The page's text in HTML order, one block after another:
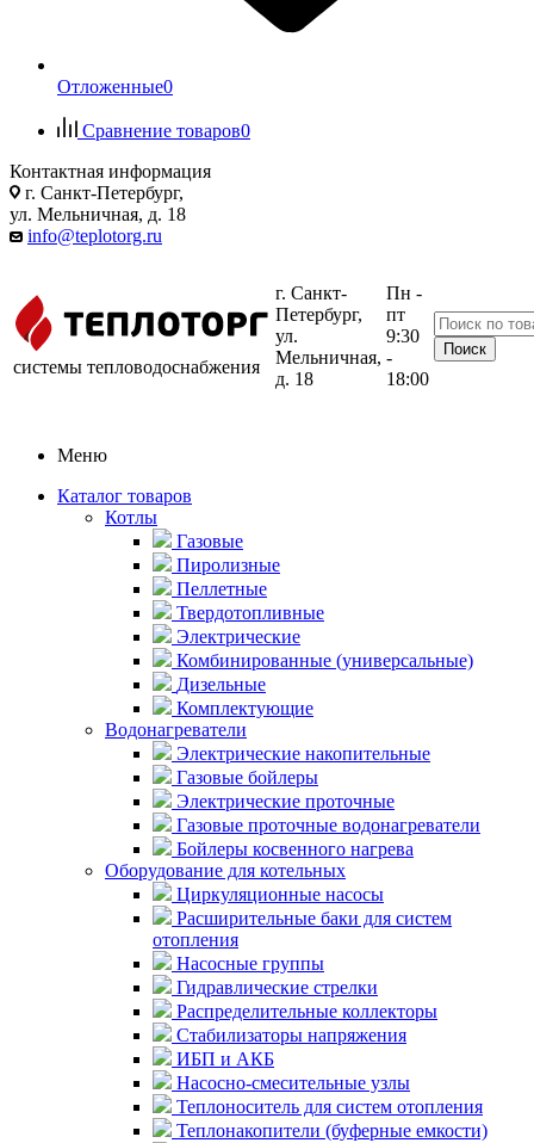
Отложенные0
Сравнение товаров0
Контактная информация
г. Санкт-Петербург,
ул. Мельничная, д. 18
info@teplotorg.ru
системы тепловодоснабжения
г. Санкт-
Петербург,
ул.
Мельничная,
д. 18
Пн -
пт
9:30
-
18:00
Меню
Каталог товаров
Котлы
Газовые
Пиролизные
Пеллетные
Твердотопливные
Электрические
Комбинированные (универсальные)
Дизельные
Комплектующие
Водонагреватели
Электрические накопительные
Газовые бойлеры
Электрические проточные
Газовые проточные водонагреватели
Бойлеры косвенного нагрева
Оборудование для котельных
Циркуляционные насосы
Расширительные баки для систем
отопления
Насосные группы
Гидравлические стрелки
Распределительные коллекторы
Стабилизаторы напряжения
ИБП и АКБ
Насосно-смесительные узлы
Теплоноситель для систем отопления
Теплонакопители (буферные емкости)